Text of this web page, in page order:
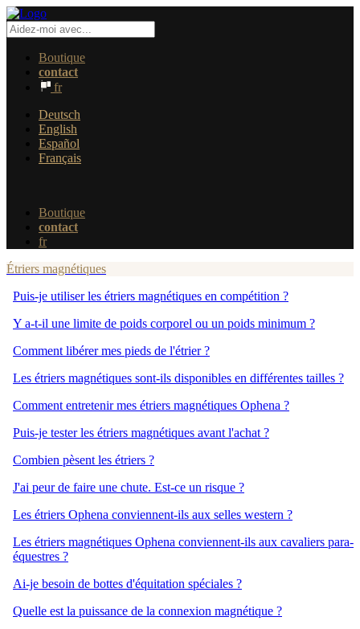
Boutique
contact
fr
Deutsch
English
Español
Français
Boutique
contact
fr
Étriers magnétiques
Puis-je utiliser les étriers magnétiques en compétition ?
Y a-t-il une limite de poids corporel ou un poids minimum ?
Comment libérer mes pieds de l'étrier ?
Les étriers magnétiques sont-ils disponibles en différentes tailles ?
Comment entretenir mes étriers magnétiques Ophena ?
Puis-je tester les étriers magnétiques avant l'achat ?
Combien pèsent les étriers ?
J'ai peur de faire une chute. Est-ce un risque ?
Les étriers Ophena conviennent-ils aux selles western ?
Les étriers magnétiques Ophena conviennent-ils aux cavaliers para-
équestres ?
Ai-je besoin de bottes d'équitation spéciales ?
Quelle est la puissance de la connexion magnétique ?